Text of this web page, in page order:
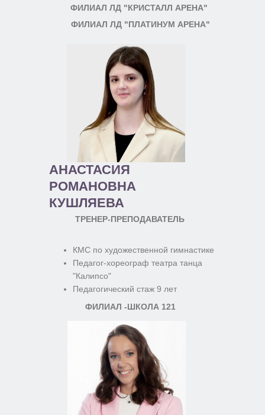
АНАСТАСИЯ
РОМАНОВНА
КУШЛЯЕВА
ФИЛИАЛ ЛД "ПЛАТИНУМ АРЕНА"
ФИЛИАЛ ЛД "КРИСТАЛЛ АРЕНА"
ФИЛИАЛ -ШКОЛА 121
ТРЕНЕР-ПРЕПОДАВАТЕЛЬ
КМС по художественной гимнастике
Педагог-хореограф театра танца
"Калипсо"
Педагогический стаж 9 лет